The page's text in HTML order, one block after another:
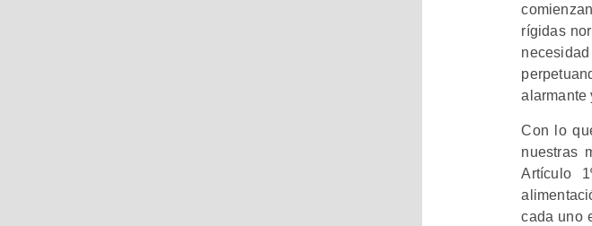
rígidas
alarmante
Con lo
nuestras
Artículo
cada uno